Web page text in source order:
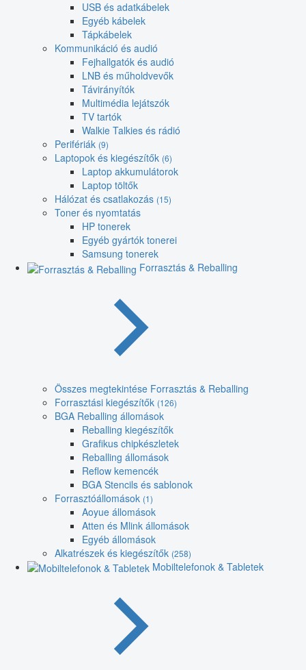
USB és adatkábelek
Egyéb kábelek
Tápkábelek
Kommunikáció és audió
Fejhallgatók és audió
LNB és műholdvevők
Távirányítók
Multimédia lejátszók
TV tartók
Walkie Talkies és rádió
Perifériák (9)
Laptopok és kiegészítők (6)
Laptop akkumulátorok
Laptop töltők
Hálózat és csatlakozás (15)
Toner és nyomtatás
HP tonerek
Egyéb gyártók tonerei
Samsung tonerek
Forrasztás & Reballing
Összes megtekintése Forrasztás & Reballing
Forrasztási kiegészítők (126)
BGA Reballing állomások
Reballing kiegészítők
Grafikus chipkészletek
Reballing állomások
Reflow kemencék
BGA Stencils és sablonok
Forrasztóállomások (1)
Aoyue állomások
Atten és Mlink állomások
Egyéb állomások
Alkatrészek és kiegészítők (258)
Mobiltelefonok & Tabletek